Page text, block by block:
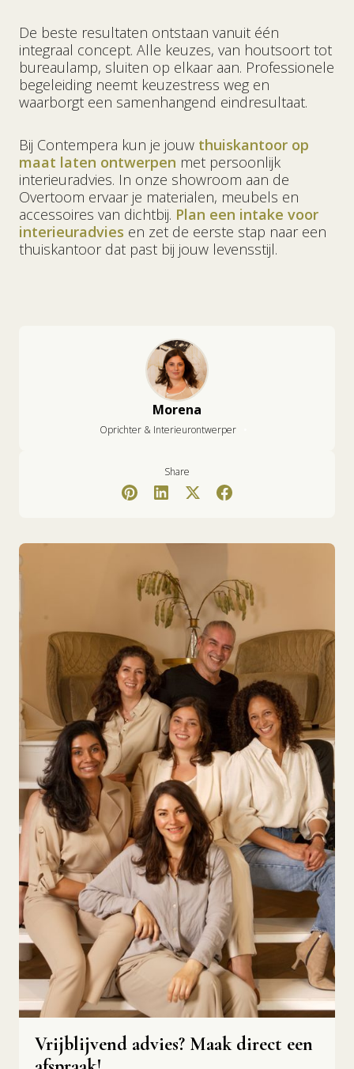
De beste resultaten ontstaan vanuit één
integraal concept. Alle keuzes, van houtsoort tot
bureaulamp, sluiten op elkaar aan. Professionele
begeleiding neemt keuzestress weg en
waarborgt een samenhangend eindresultaat.
Bij Contempera kun je jouw thuiskantoor op
maat laten ontwerpen met persoonlijk
interieuradvies. In onze showroom aan de
Overtoom ervaar je materialen, meubels en
accessoires van dichtbij. Plan een intake voor
interieuradvies en zet de eerste stap naar een
thuiskantoor dat past bij jouw levensstijl.
Morena
Oprichter & Interieurontwerper
Share
Vrijblijvend advies? Maak direct een